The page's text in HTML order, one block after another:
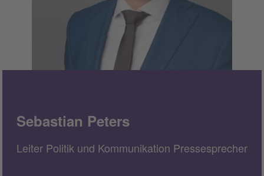
Sebastian Peters
Leiter Politik und Kommunikation Pressesprecher